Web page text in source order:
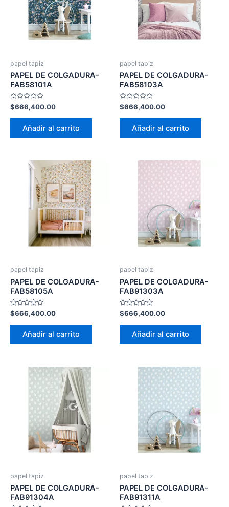
papel tapiz
PAPEL DE COLGADURA-
FAB58101A
Valorado
con
0
$666,400.00
Añadir al carrito
papel tapiz
PAPEL DE COLGADURA-
FAB58103A
Valorado
con
0
$666,400.00
Añadir al carrito
papel tapiz
PAPEL DE COLGADURA-
FAB58105A
Valorado
con
0
$666,400.00
Añadir al carrito
papel tapiz
PAPEL DE COLGADURA-
FAB91303A
Valorado
con
0
$666,400.00
Añadir al carrito
papel tapiz
PAPEL DE COLGADURA-
FAB91304A
papel tapiz
PAPEL DE COLGADURA-
FAB91311A